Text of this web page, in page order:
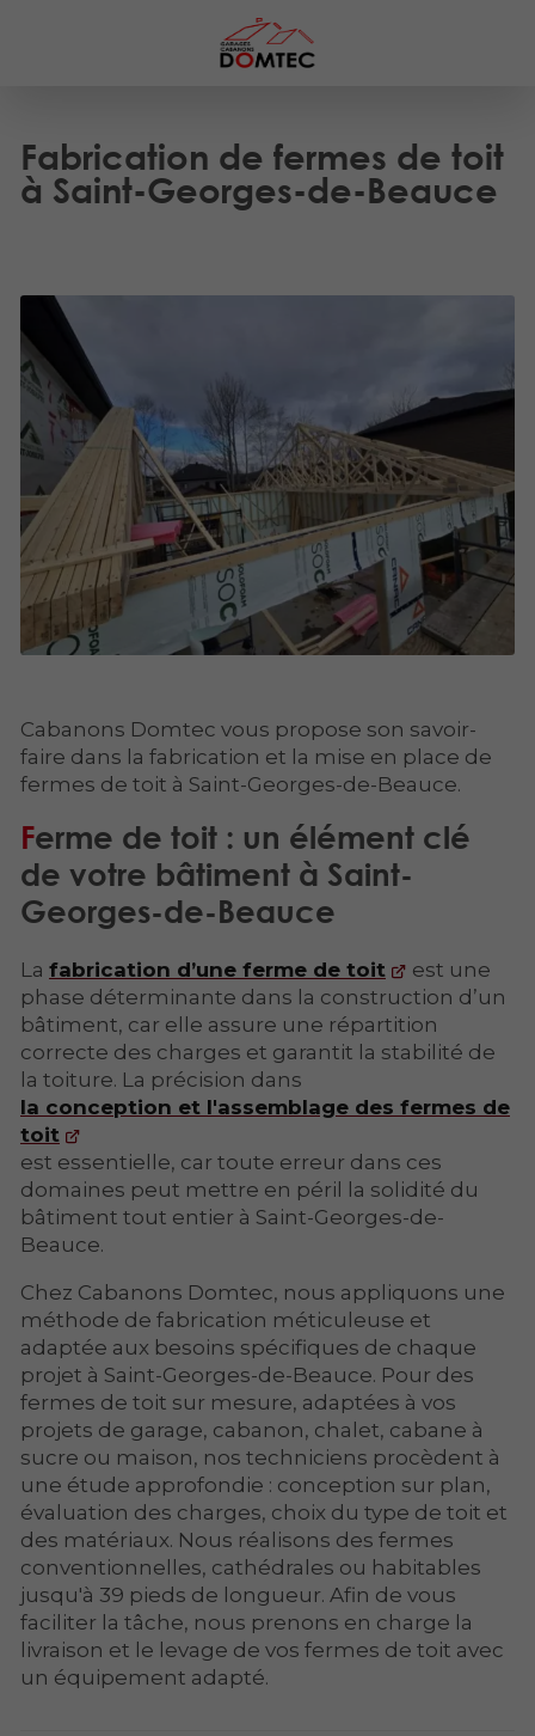
Fabrication de fermes de toit
à Saint-Georges-de-Beauce
Cabanons Domtec vous propose son savoir-
faire dans la fabrication et la mise en place de
fermes de toit à Saint-Georges-de-Beauce.
Ferme de toit : un élément clé
de votre bâtiment à Saint-
Georges-de-Beauce
La fabrication d’une ferme de toit
est une
phase déterminante dans la construction d’un
bâtiment, car elle assure une répartition
correcte des charges et garantit la stabilité de
la toiture. La précision dans
la conception et l'assemblage des fermes de
toit
est essentielle, car toute erreur dans ces
domaines peut mettre en péril la solidité du
bâtiment tout entier à Saint-Georges-de-
Beauce.
Chez Cabanons Domtec, nous appliquons une
méthode de fabrication méticuleuse et
adaptée aux besoins spécifiques de chaque
projet à Saint-Georges-de-Beauce. Pour des
fermes de toit sur mesure, adaptées à vos
projets de garage, cabanon, chalet, cabane à
sucre ou maison, nos techniciens procèdent à
une étude approfondie : conception sur plan,
évaluation des charges, choix du type de toit et
des matériaux. Nous réalisons des fermes
conventionnelles, cathédrales ou habitables
jusqu'à 39 pieds de longueur. Afin de vous
faciliter la tâche, nous prenons en charge la
livraison et le levage de vos fermes de toit avec
un équipement adapté.